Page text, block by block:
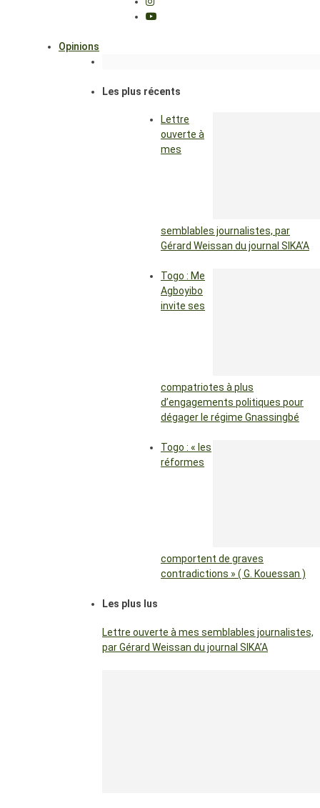
Opinions
Les plus récents
Lettre
ouverte à
mes
semblables journalistes, par
Gérard Weissan du journal SIKA’A
Togo : Me
Agboyibo
invite ses
compatriotes à plus
d’engagements politiques pour
dégager le régime Gnassingbé
Togo : « les
réformes
comportent de graves
contradictions » ( G. Kouessan )
Les plus lus
Lettre ouverte à mes semblables journalistes,
par Gérard Weissan du journal SIKA’A